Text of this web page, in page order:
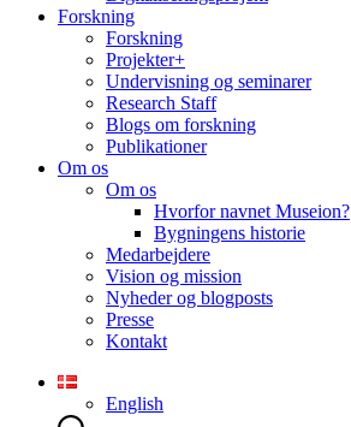
Forskning
Forskning
Projekter+
Undervisning og seminarer
Research Staff
Blogs om forskning
Publikationer
Om os
Om os
Hvorfor navnet Museion?
Bygningens historie
Medarbejdere
Vision og mission
Nyheder og blogposts
Presse
Kontakt
English